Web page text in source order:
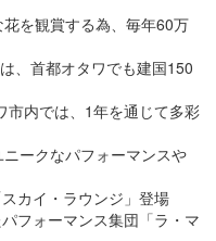
を観賞する為、毎年60万
、首都オタワでも建国150
市内では、1年を通じて多彩
ークなパフォーマンスや
カイ・ラウンジ」登場
フォーマンス集団「ラ・マ